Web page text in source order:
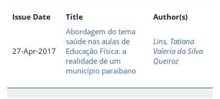
Issue Date Title Author(s)
27-Apr-2017
Abordagem do tema
saúde nas aulas de
Educação Física: a
realidade de um
município paraibano
Lins, Tatiana
Valeria da Silva
Queiroz